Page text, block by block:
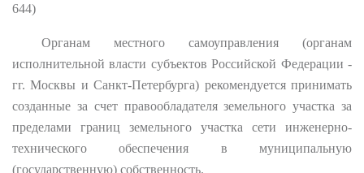
644)
Органам местного самоуправления (органам
исполнительной власти субъектов Российской Федерации -
гг. Москвы и Санкт-Петербурга) рекомендуется принимать
созданные за счет правообладателя земельного участка за
пределами границ земельного участка сети инженерно-
технического обеспечения в муниципальную
(государственную) собственность.